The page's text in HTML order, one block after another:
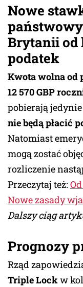
Nowe
Brytanii od
podatek
Kwota wolna od
12 570 GBP
pobierają
nie będą płacić
Natomiast
mogą zostać
rozliczenie
Przeczytaj też:
Nowe zasady
Dalszy ciąg
Prognozy
Rząd
Triple Lockw